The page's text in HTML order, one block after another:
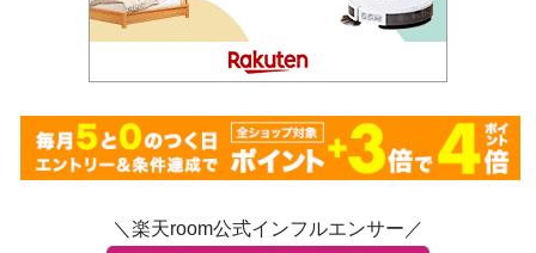
＼楽天room公式インフルエンサー／